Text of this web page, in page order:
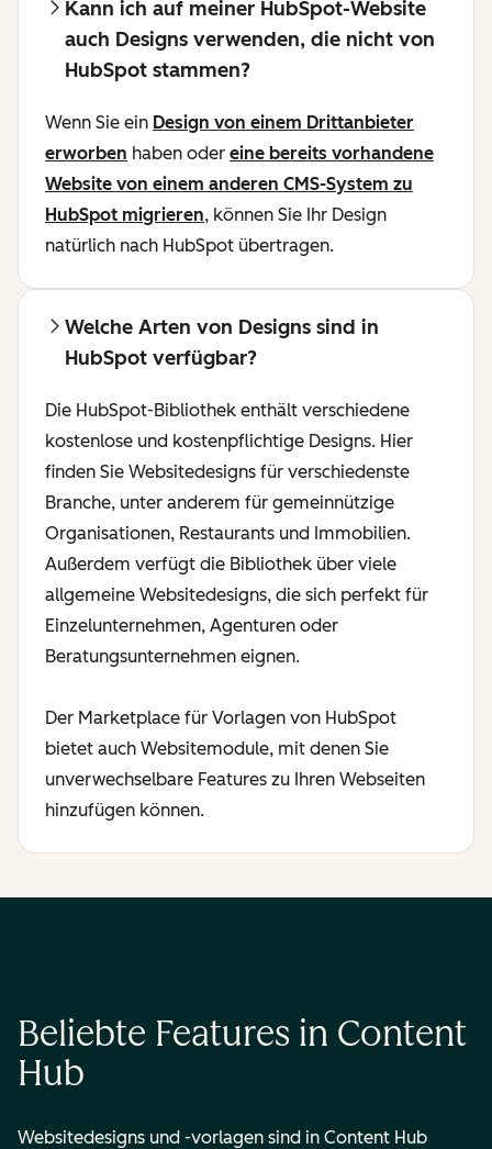
Kann ich auf meiner HubSpot-Website
auch Designs verwenden, die nicht von
HubSpot stammen?
Wenn Sie ein Design von einem Drittanbieter
erworben haben oder eine bereits vorhandene
Website von einem anderen CMS-System zu
HubSpot migrieren, können Sie Ihr Design
natürlich nach HubSpot übertragen.
Welche Arten von Designs sind in
HubSpot verfügbar?
Die HubSpot-Bibliothek enthält verschiedene
kostenlose und kostenpflichtige Designs. Hier
finden Sie Websitedesigns für verschiedenste
Branche, unter anderem für gemeinnützige
Organisationen, Restaurants und Immobilien.
Außerdem verfügt die Bibliothek über viele
allgemeine Websitedesigns, die sich perfekt für
Einzelunternehmen, Agenturen oder
Beratungsunternehmen eignen.
Der Marketplace für Vorlagen von HubSpot
bietet auch Websitemodule, mit denen Sie
unverwechselbare Features zu Ihren Webseiten
hinzufügen können.
Beliebte Features in Content
Hub
Websitedesigns und -vorlagen sind in Content Hub